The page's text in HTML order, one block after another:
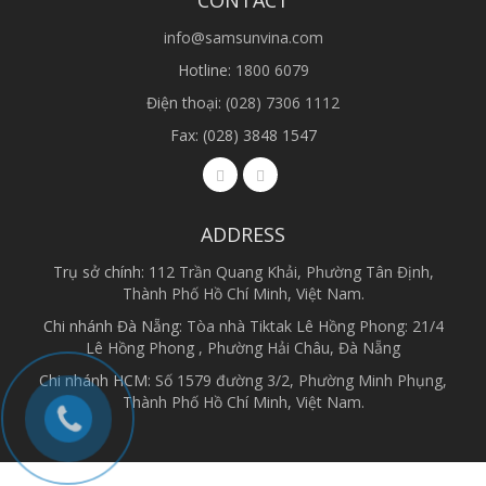
info@samsunvina.com
Hotline: 1800 6079
Điện thoại: (028) 7306 1112
Fax: (028) 3848 1547
ADDRESS
Trụ sở chính: 112 Trần Quang Khải, Phường Tân Định,
Thành Phố Hồ Chí Minh, Việt Nam.
Chi nhánh Đà Nẵng: Tòa nhà Tiktak Lê Hồng Phong: 21/4
Lê Hồng Phong , Phường Hải Châu, Đà Nẵng
Chi nhánh HCM: Số 1579 đường 3/2, Phường Minh Phụng,
Thành Phố Hồ Chí Minh, Việt Nam.